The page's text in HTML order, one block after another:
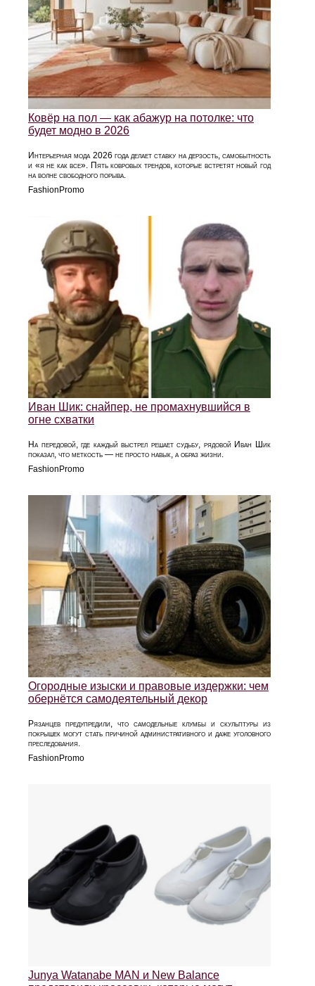
Ковёр на пол — как абажур на потолке: что
будет модно в 2026
Интерьерная мода 2026 года делает ставку на дерзость, самобытность
и «я не как все». Пять ковровых трендов, которые встретят новый год
на волне свободного порыва.
FashionPromo
Иван Шик: снайпер, не промахнувшийся в
огне схватки
На передовой, где каждый выстрел решает судьбу, рядовой Иван Шик
показал, что меткость — не просто навык, а образ жизни.
FashionPromo
Огородные изыски и правовые издержки: чем
обернётся самодеятельный декор
Рязанцев предупредили, что самодельные клумбы и скульптуры из
покрышек могут стать причиной административного и даже уголовного
преследования.
FashionPromo
Junya Watanabe MAN и New Balance